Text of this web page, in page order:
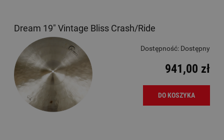
Dream 19" Vintage Bliss Crash/Ride
Dostępność: Dostępny
941,00 zł
DO KOSZYKA